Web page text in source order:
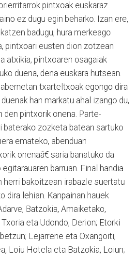
pintxoak euskaraz
ez dugu egin beharko. Izan ere,
badugu, hura merkeago
pintxoari eusten dion zotzean
atxikia, pintxoaren osagaiak
duena, dena euskara hutsean.
txarteltxoak egongo dira
han markatu ahal izango du,
den pintxorik onena. Parte-
baterako zozketa batean sartuko
emateko, abenduan
onenaâ€ saria banatuko da
egitarauaren barruan. Final handia
herri bakoitzean irabazle suertatu
dira lehian. Kanpainan hauek
Batzokia, Amaiketako,
eta Udondo, Derion; Etorki
Lejarrene eta Oxangoiti,
Loiu Hotela eta Batzokia, Loiun;